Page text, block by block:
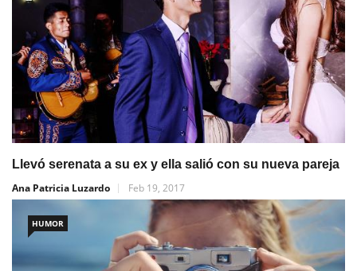
Llevó serenata a su ex y ella salió con su nueva pareja
Ana Patricia Luzardo
Feb 19, 2017
HUMOR